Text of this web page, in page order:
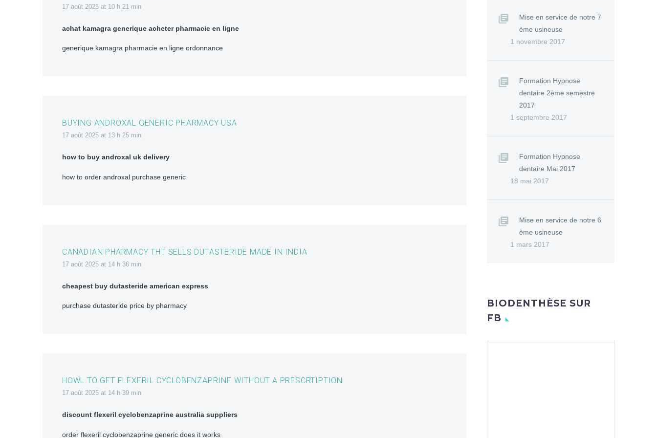
17 août 2025 at 10 h 21 min
achat kamagra generique acheter pharmacie en ligne
generique kamagra pharmacie en ligne ordonnance
BUYING ANDROXAL GENERIC PHARMACY USA
17 août 2025 at 13 h 25 min
how to buy androxal uk delivery
how to order androxal purchase generic
CANADIAN PHARMACY THT SELLS DUTASTERIDE MADE IN INDIA
17 août 2025 at 14 h 36 min
cheapest buy dutasteride american express
purchase dutasteride price by pharmacy
HOWL TO GET FLEXERIL CYCLOBENZAPRINE WITHOUT A PRESCRTIPTION
17 août 2025 at 14 h 39 min
discount flexeril cyclobenzaprine australia suppliers
order flexeril cyclobenzaprine generic does it works
Mise en service de notre 7
ème usineuse
1 novembre 2017
Formation Hypnose
dentaire 2ème semestre
2017
1 septembre 2017
Formation Hypnose
dentaire Mai 2017
18 mai 2017
Mise en service de notre 6
ème usineuse
1 mars 2017
BIODENTHÈSE SUR
FB